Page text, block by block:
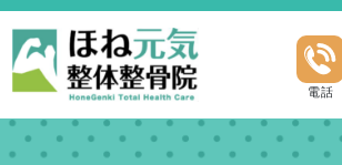
電話